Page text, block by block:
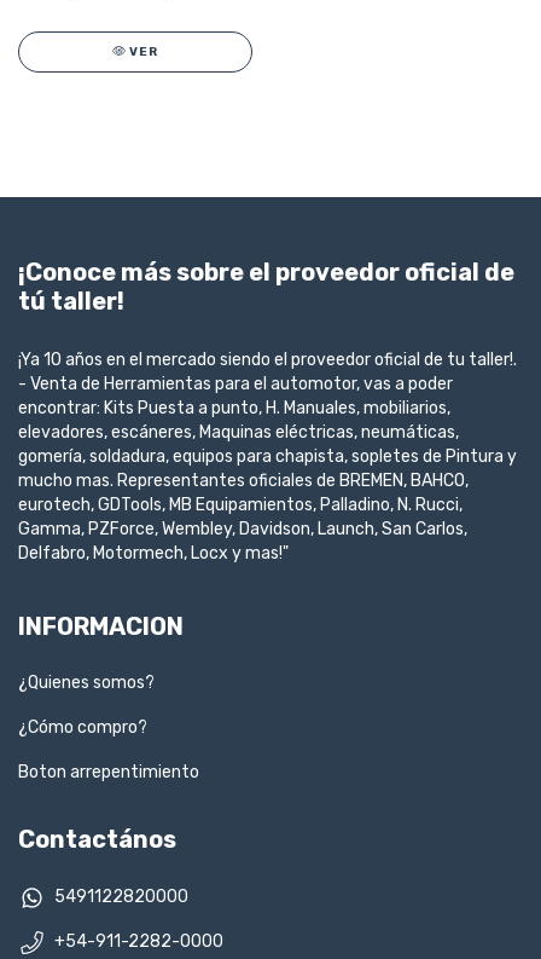
VER
¡Conoce más sobre el proveedor oficial de
tú taller!
¡Ya 10 años en el mercado siendo el proveedor oficial de tu taller!.
- Venta de Herramientas para el automotor, vas a poder
encontrar: Kits Puesta a punto, H. Manuales, mobiliarios,
elevadores, escáneres, Maquinas eléctricas, neumáticas,
gomería, soldadura, equipos para chapista, sopletes de Pintura y
mucho mas. Representantes oficiales de BREMEN, BAHCO,
eurotech, GDTools, MB Equipamientos, Palladino, N. Rucci,
Gamma, PZForce, Wembley, Davidson, Launch, San Carlos,
Delfabro, Motormech, Locx y mas!"
INFORMACION
¿Quienes somos?
¿Cómo compro?
Boton arrepentimiento
Contactános
5491122820000
+54-911-2282-0000